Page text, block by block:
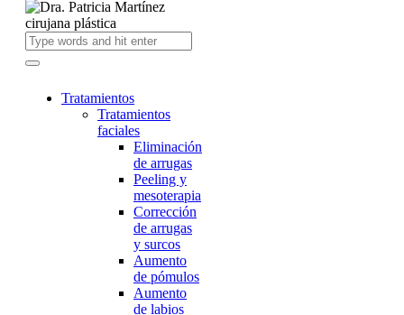
Tratamientos
Tratamientos
faciales
Eliminación
de arrugas
Peeling y
mesoterapia
Corrección
de arrugas
y surcos
Aumento
de pómulos
Aumento
de labios